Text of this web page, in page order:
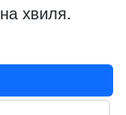
хвиля.